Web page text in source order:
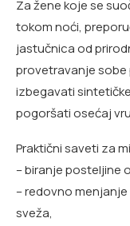
Za žene koje se
tokom noći,
jastučnica od
provetravanje sobe
izbegavati
pogoršati osećaj
Praktični saveti za
– biranje posteljine
– redovno
sveža,